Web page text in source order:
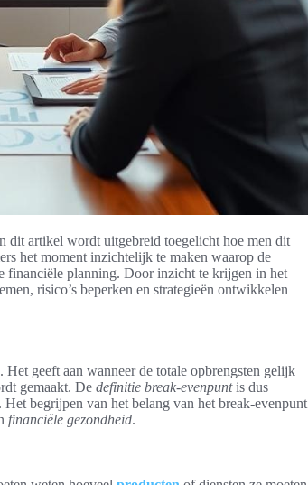
dit artikel wordt uitgebreid toegelicht hoe men dit
het moment inzichtelijk te maken waarop de
financiële planning. Door inzicht te krijgen in het
risico’s beperken en strategieën ontwikkelen
geeft aan wanneer de totale opbrengsten gelijk
gemaakt. De definitie break-evenpuntis dus
begrijpen van het belang van het break-evenpunt
financiële gezondheid.